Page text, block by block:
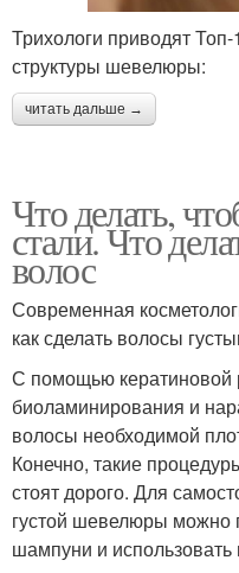
Трихологи приводят
структуры шевелюры:
читать дальше →
Что делать,
стали. Что
волос
Современная
как сделать волосы
С помощью кератиновой
биоламинирования и
волосы необходимой
Конечно, такие
стоят дорого. Для
густой шевелюры можно
шампуни и использовать